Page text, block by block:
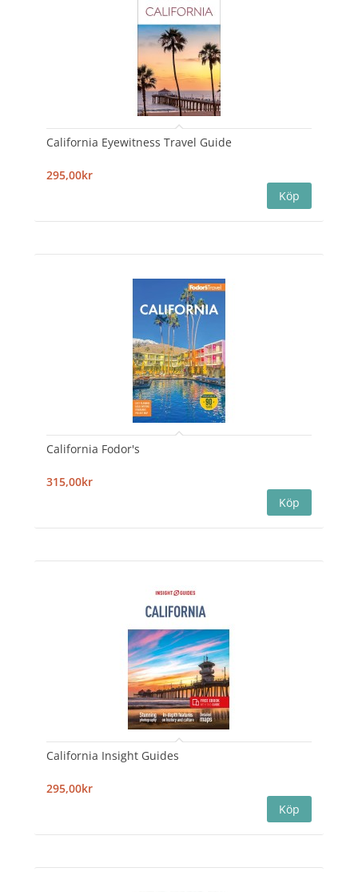
California Eyewitness Travel Guide
295,00kr
California Fodor's
315,00kr
California Insight Guides
295,00kr